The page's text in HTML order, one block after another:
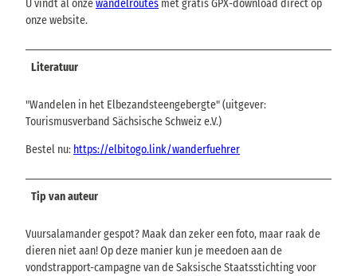
U vindt al onzewandelroutes met gratis GPX-download direct op
onze website.
Literatuur
"Wandelen in het Elbezandsteengebergte" (uitgever:
Tourismusverband Sächsische Schweiz e.V.)
Bestel nu: https://elbitogo.link/wanderfuehrer
Tip van auteur
Vuursalamander gespot? Maak dan zeker een foto, maar raak de
dieren niet aan! Op deze manier kun je meedoen aan de
vondstrapport-campagne van de Saksische Staatsstichting voor